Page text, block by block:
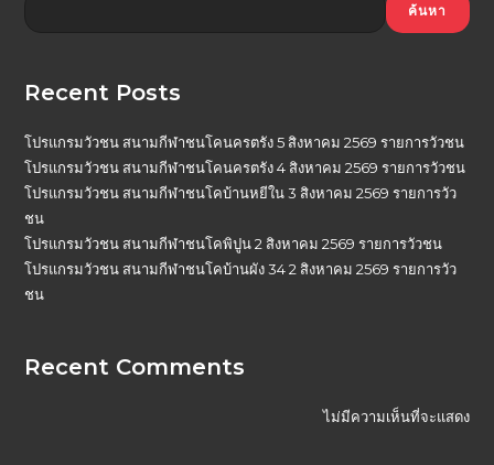
ค้นหา
Recent Posts
โปรแกรมวัวชน สนามกีฬาชนโคนครตรัง 5 สิงหาคม 2569 รายการวัวชน
โปรแกรมวัวชน สนามกีฬาชนโคนครตรัง 4 สิงหาคม 2569 รายการวัวชน
โปรแกรมวัวชน สนามกีฬาชนโคบ้านหยีใน 3 สิงหาคม 2569 รายการวัว
ชน
โปรแกรมวัวชน สนามกีฬาชนโคพิปูน 2 สิงหาคม 2569 รายการวัวชน
โปรแกรมวัวชน สนามกีฬาชนโคบ้านผัง 34 2 สิงหาคม 2569 รายการวัว
ชน
Recent Comments
ไม่มีความเห็นที่จะแสดง